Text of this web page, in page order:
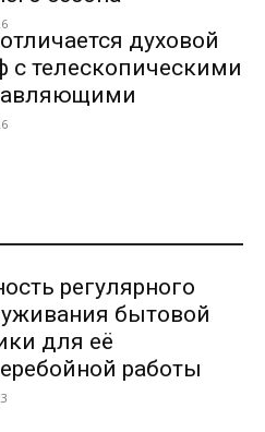
духовой
с телескопическими
регулярного
бытовой
для её
работы